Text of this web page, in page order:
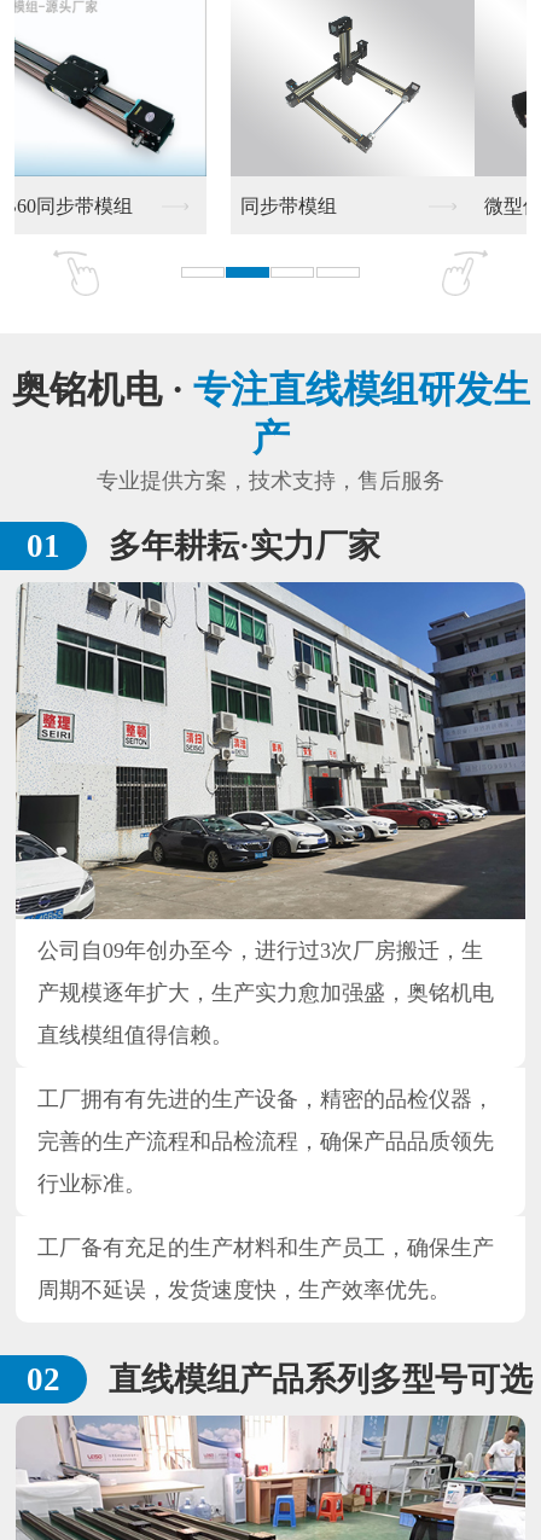
微型伺服电缸 微型伺服电缸
奥铭机电 · 专注直线模组研发生
产
专业提供方案，技术支持，售后服务
多年耕耘·实力厂家
公司自09年创办至今，进行过3次厂房搬迁，生
产规模逐年扩大，生产实力愈加强盛，奥铭机电
直线模组值得信赖。
工厂拥有有先进的生产设备，精密的品检仪器，
完善的生产流程和品检流程，确保产品品质领先
行业标准。
工厂备有充足的生产材料和生产员工，确保生产
周期不延误，发货速度快，生产效率优先。
直线模组产品系列多型号可选